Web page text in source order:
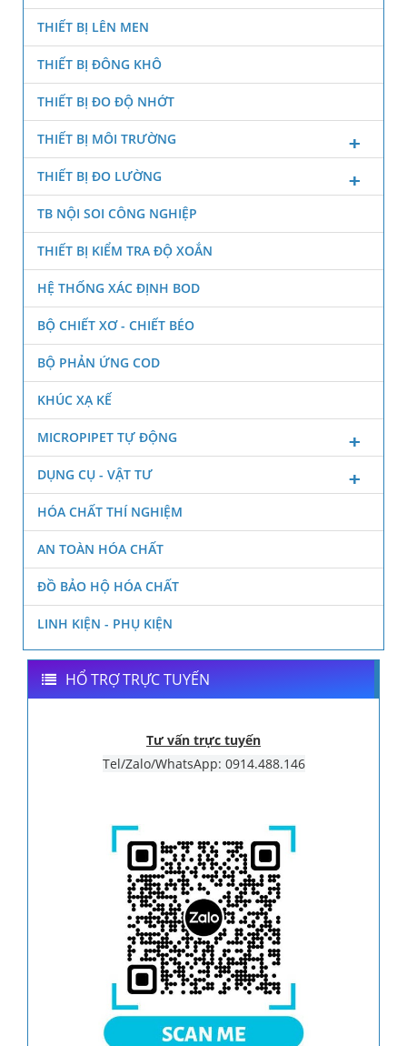
THIẾT BỊ LÊN MEN
THIẾT BỊ ĐÔNG KHÔ
THIẾT BỊ ĐO ĐỘ NHỚT
THIẾT BỊ MÔI TRƯỜNG
THIẾT BỊ ĐO LƯỜNG
TB NỘI SOI CÔNG NGHIỆP
THIẾT BỊ KIỂM TRA ĐỘ XOẮN
HỆ THỐNG XÁC ĐỊNH BOD
BỘ CHIẾT XƠ - CHIẾT BÉO
BỘ PHẢN ỨNG COD
KHÚC XẠ KẾ
MICROPIPET TỰ ĐỘNG
DỤNG CỤ - VẬT TƯ
HÓA CHẤT THÍ NGHIỆM
AN TOÀN HÓA CHẤT
ĐỒ BẢO HỘ HÓA CHẤT
LINH KIỆN - PHỤ KIỆN
HỔ TRỢ TRỰC TUYẾN
Tư vấn trực tuyến
Tel/Zalo/WhatsApp: 0914.488.146